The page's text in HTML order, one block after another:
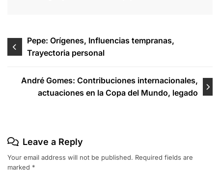
Post
navigation
Pepe: Orígenes, Influencias tempranas,
Trayectoria personal
André Gomes: Contribuciones internacionales,
actuaciones en la Copa del Mundo, legado
Leave a Reply
Your email address will not be published. Required fields are
marked *